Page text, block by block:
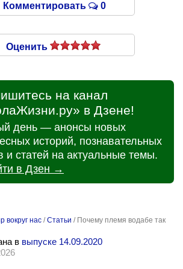
Комментировать 0
Оценить
на канал
в Дзене!
день — анонсы новых
историй, познавательных
и статей на актуальные темы.
в Дзен →
вокруг нас /Статьи / Почему племя водабе так
в выпуске 14.09.2020